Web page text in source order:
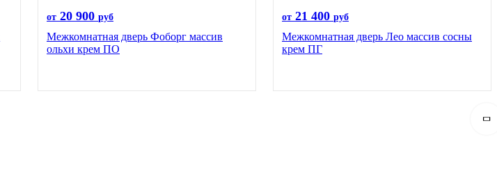
от 20 900 руб
Межкомнатная дверь Фоборг массив
ольхи крем ПО
от 21 400 руб
Межкомнатная дверь Лео массив сосны
крем ПГ